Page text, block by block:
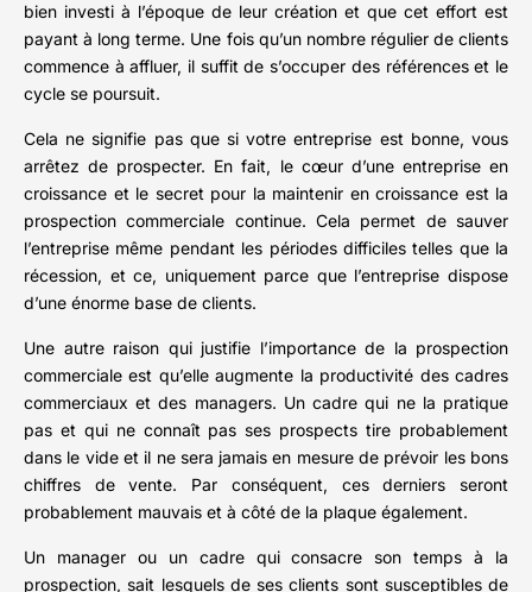
bien investi à l’époque de leur création et que cet effort est
payant à long terme. Une fois qu’un nombre régulier de clients
commence à affluer, il suffit de s’occuper des références et le
cycle se poursuit.
Cela ne signifie pas que si votre entreprise est bonne, vous
arrêtez de prospecter. En fait, le cœur d’une entreprise en
croissance et le secret pour la maintenir en croissance est la
prospection commerciale continue. Cela permet de sauver
l’entreprise même pendant les périodes difficiles telles que la
récession, et ce, uniquement parce que l’entreprise dispose
d’une énorme base de clients.
Une autre raison qui justifie l’importance de la prospection
commerciale est qu’elle augmente la productivité des cadres
commerciaux et des managers. Un cadre qui ne la pratique
pas et qui ne connaît pas ses prospects tire probablement
dans le vide et il ne sera jamais en mesure de prévoir les bons
chiffres de vente. Par conséquent, ces derniers seront
probablement mauvais et à côté de la plaque également.
Un manager ou un cadre qui consacre son temps à la
prospection, sait lesquels de ses clients sont susceptibles de